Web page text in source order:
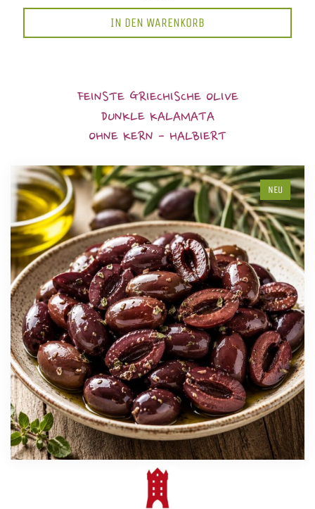
IN DEN WARENKORB
FEINSTE GRIECHISCHE OLIVE
DUNKLE KALAMATA
OHNE KERN - HALBIERT
NEU